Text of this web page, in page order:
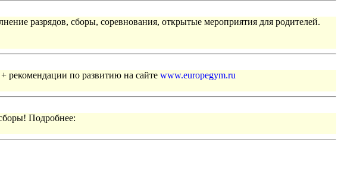
разрядов, сборы, соревнования, открытые мероприятия для родителей.
рекомендации по развитию на сайте www.europegym.ru
Подробнее: